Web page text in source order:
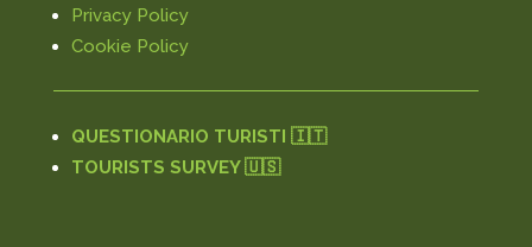
Privacy Policy
Cookie Policy
QUESTIONARIO TURISTI 🇮🇹
TOURISTS SURVEY 🇺🇸